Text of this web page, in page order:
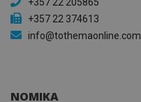
+357 22 205865
+357 22 374613
info@tothemaonline.com
ΝΟΜΙΚΑ